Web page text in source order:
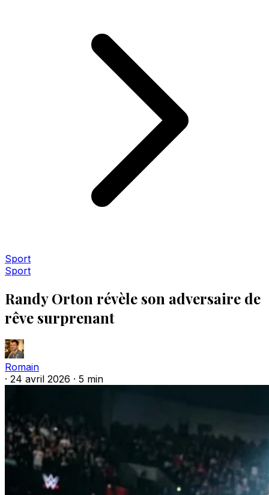
Sport
Sport
Randy Orton révèle son adversaire de
rêve surprenant
Romain
· 24 avril 2026 · 5 min